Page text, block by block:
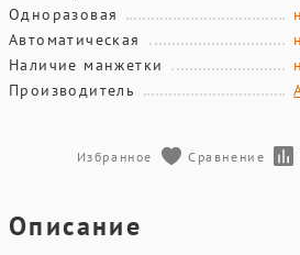
Одноразовая
Автоматическая
Наличие манжетки
Производитель
Избранное Сравнение
Описание